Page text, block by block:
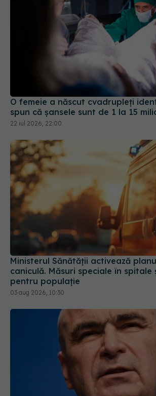
O femeie a născut cvadrupleți
spun că șansele sunt de 1 la 15
22 iul 2026, 22:00
Ministerul Sănătății activează
caniculă. Măsuri speciale în spitale
pentru populație
03 aug 2026, 10:30